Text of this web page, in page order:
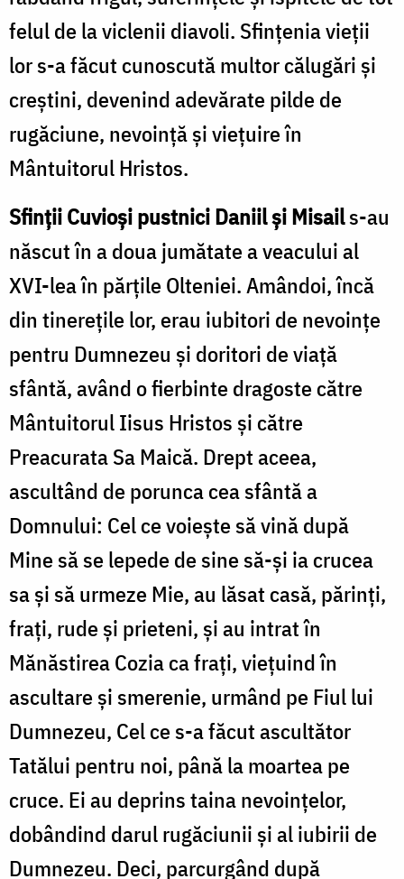
felul de la viclenii diavoli. Sfinţenia vieţii
lor s-a făcut cunoscută multor călugări şi
creştini, devenind adevărate pilde de
rugăciune, nevoinţă şi vieţuire în
Mântuitorul Hristos.
Sfinţii Cuvioşi pustnici Daniil şi Misails-au
născut în a doua jumătate a veacului al
XVI-lea în părţile Olteniei. Amândoi, încă
din tinereţile lor, erau iubitori de nevoinţe
pentru Dumnezeu şi doritori de viaţă
sfântă, având o fierbinte dragoste către
Mântuitorul Iisus Hristos şi către
Preacurata Sa Maică. Drept aceea,
ascultând de porunca cea sfântă a
Domnului: Cel ce voieşte să vină după
Mine să se lepede de sine să-şi ia crucea
sa şi să urmeze Mie, au lăsat casă, părinţi,
fraţi, rude şi prieteni, şi au intrat în
Mănăstirea Cozia ca fraţi, vieţuind în
ascultare şi smerenie, urmând pe Fiul lui
Dumnezeu, Cel ce s-a făcut ascultător
Tatălui pentru noi, până la moartea pe
cruce. Ei au deprins taina nevoinţelor,
dobândind darul rugăciunii şi al iubirii de
Dumnezeu. Deci, parcurgând după